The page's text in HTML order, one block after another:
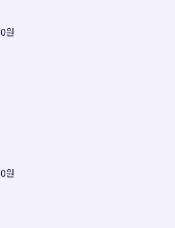
0원
0원